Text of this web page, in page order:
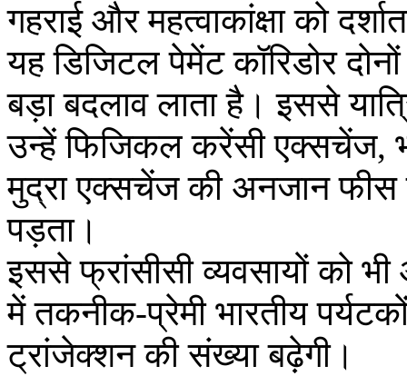
गहराई और महत्वाकांक्षा को
यह डिजिटल पेमेंट कॉरिडोर
बड़ा बदलाव लाता है। इससे
उन्हें फिजिकल करेंसी एक्सचेंज,
मुद्रा एक्सचेंज की अनजान फीस
पड़ता।
इससे फ्रांसीसी व्यवसायों को भी
में तकनीक-प्रेमी भारतीय
ट्रांजेक्शन की संख्या बढ़ेगी।